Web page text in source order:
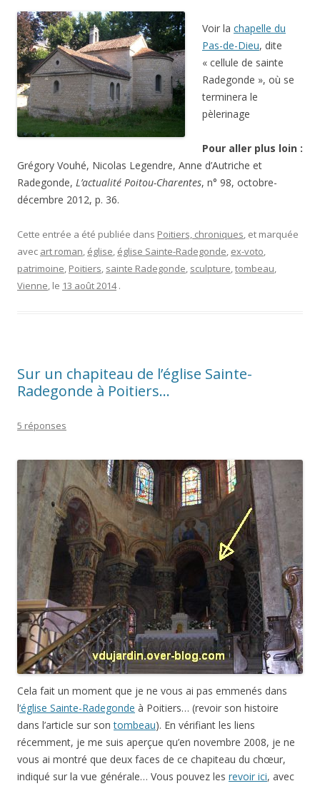
Voir la chapelle du
Pas-de-Dieu, dite
« cellule de sainte
Radegonde », où se
terminera le
pèlerinage
Pour aller plus loin :
Grégory Vouhé, Nicolas Legendre, Anne d’Autriche et
Radegonde, L’actualité Poitou-Charentes, n° 98, octobre-
décembre 2012, p. 36.
Cette entrée a été publiée dans Poitiers, chroniques, et marquée
avec art roman, église, église Sainte-Radegonde, ex-voto,
patrimoine, Poitiers, sainte Radegonde, sculpture,tombeau,
Vienne, le 13 août 2014 .
Sur un chapiteau de l’église Sainte-
Radegonde à Poitiers…
5 réponses
Cela fait un moment que je ne vous ai pas emmenés dans
l‘église Sainte-Radegonde à Poitiers… (revoir son histoire
dans l’article sur sontombeau). En vérifiant les liens
récemment, je me suis aperçue qu’en novembre 2008, je ne
vous ai montré que deux faces de ce chapiteau du chœur,
indiqué sur la vue générale… Vous pouvez les revoir ici, avec